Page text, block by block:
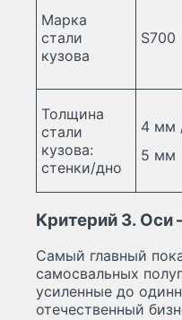
Марка
стали
кузова
S700
Толщина
стали
кузова:
стенки/дно
4 мм
5 мм
Критерий 3. Оси
Самый главный
самосвальных
усиленные до
отечественный